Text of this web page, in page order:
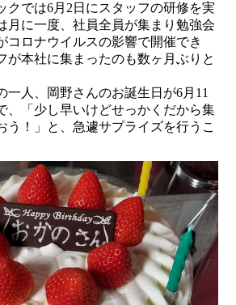
では6月2日にスタッフの研修を実
月に一度、社員全員が集まり勉強会
コロナウイルスの影響で開催でき
が本社に集まったのも数ヶ月ぶりと
一人、岡野さんのお誕生日が6月11
、「少し早いけどせっかくだから集
う！」と、急遽サプライズを行うこ